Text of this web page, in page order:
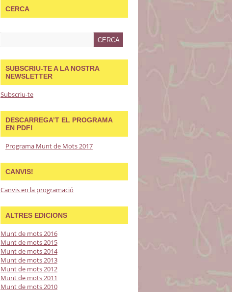
CERCA
SUBSCRIU-TE A LA NOSTRA
NEWSLETTER
Subscriu-te
DESCARREGA’T EL PROGRAMA
EN PDF!
Programa Munt de Mots 2017
CANVIS!
Canvis en la programació
ALTRES EDICIONS
Munt de mots 2016
Munt de mots 2015
Munt de mots 2014
Munt de mots 2013
Munt de mots 2012
Munt de mots 2011
Munt de mots 2010